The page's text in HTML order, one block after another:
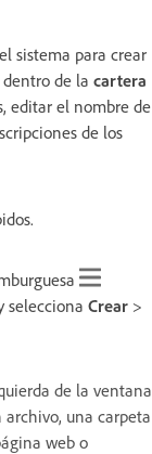
sistema para crear
de la cartera
editar el nombre de
de los
selecciona Crear >
de la ventana
archivo, una carpeta
web o